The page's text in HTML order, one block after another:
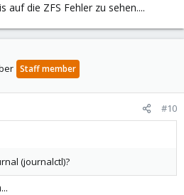
auf die ZFS Fehler zu sehen....
Staff member
#10
(journalctl)?